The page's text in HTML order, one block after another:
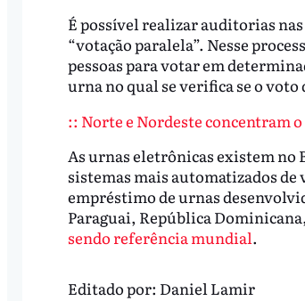
É possível realizar auditorias
“votação paralela”. Nesse
pessoas para votar em
urna no qual se verifica se o
:: Norte e Nordeste concentram
As urnas eletrônicas existem no
sistemas mais automatizados de
empréstimo de urnas
Paraguai, República
sendo referência mundial.
Editado por: Daniel Lamir